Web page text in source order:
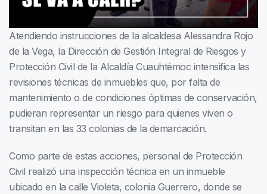
Atendiendo instrucciones de la alcaldesa Alessandra Rojo
de la Vega, la Dirección de Gestión Integral de Riesgos y
Protección Civil de la Alcaldía Cuauhtémoc intensifica las
revisiones técnicas de inmuebles que, por falta de
mantenimiento o de condiciones óptimas de conservación,
pudieran representar un riesgo para quienes viven o
transitan en las 33 colonias de la demarcación.
Como parte de estas acciones, personal de Protección
Civil realizó una inspección técnica en un inmueble
ubicado en la calle Violeta, colonia Guerrero, donde se